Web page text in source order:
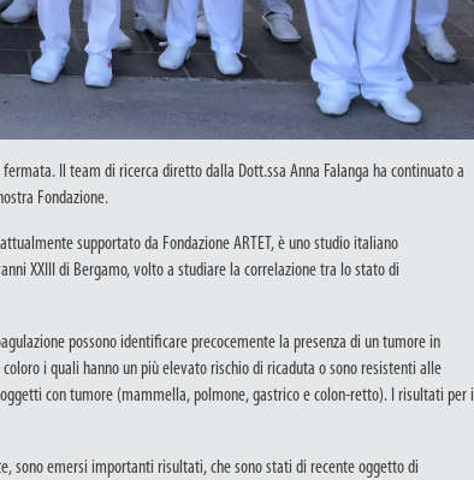
Il team di ricerca diretto dalla Dott.ssa Anna Falanga ha continuato a
Fondazione.
supportato da Fondazione ARTET, è uno studio italiano
XXIII di Bergamo, volto a studiare la correlazione tra lo stato di
possono identificare precocemente la presenza di un tumore in
i quali hanno un più elevato rischio di ricaduta o sono resistenti alle
con tumore (mammella, polmone, gastrico e colon-retto). I risultati per i
sono emersi importanti risultati, che sono stati di recente oggetto di